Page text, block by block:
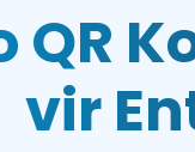
QR
vir